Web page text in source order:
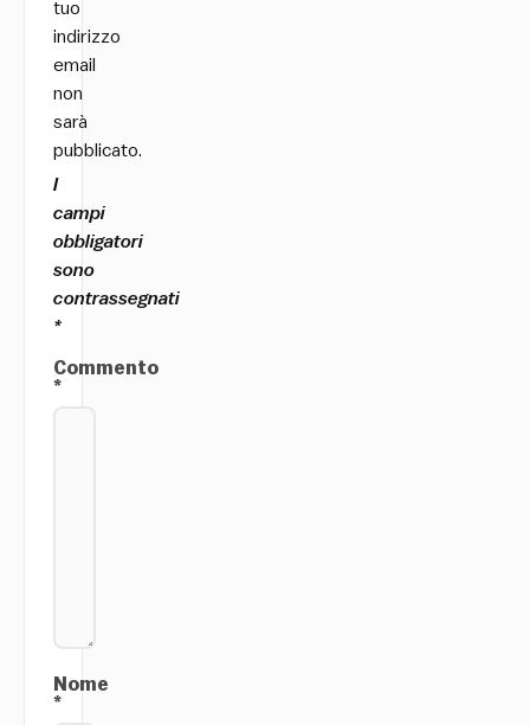
tuo
indirizzo
email
non
sarà
pubblicato.
I
campi
obbligatori
sono
contrassegnati
*
Commento
*
Nome
*